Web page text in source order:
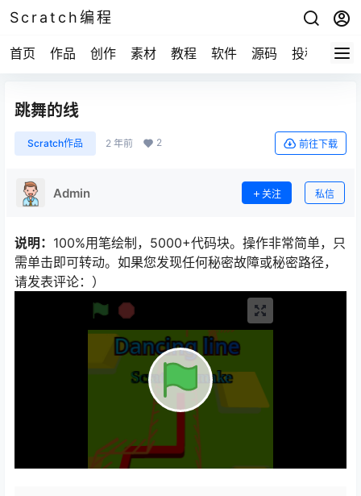
Scratch编程
首页 作品 创作 素材 教程 软件 源码 投稿 关于
跳舞的线
Scratch作品 2 年前 2 前往下载
Admin 关注 私信
说明： 100%用笔绘制，5000+代码块。操作非常简单，只
需单击即可转动。如果您发现任何秘密故障或秘密路径，
请发表评论：）